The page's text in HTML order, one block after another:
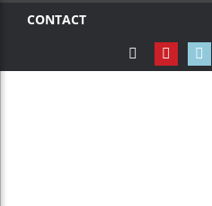
CONTACT